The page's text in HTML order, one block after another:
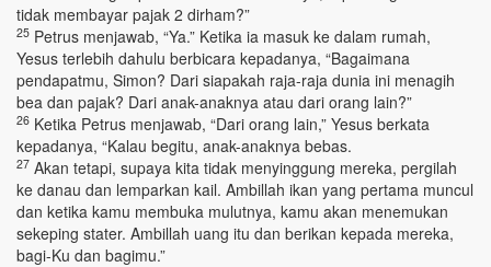
tidak membayar pajak 2 dirham?”
25 Petrus menjawab, “Ya.” Ketika ia masuk ke dalam rumah,
Yesus terlebih dahulu berbicara kepadanya, “Bagaimana
pendapatmu, Simon? Dari siapakah raja-raja dunia ini menagih
bea dan pajak? Dari anak-anaknya atau dari orang lain?”
26 Ketika Petrus menjawab, “Dari orang lain,” Yesus berkata
kepadanya, “Kalau begitu, anak-anaknya bebas.
27 Akan tetapi, supaya kita tidak menyinggung mereka, pergilah
ke danau dan lemparkan kail. Ambillah ikan yang pertama muncul
dan ketika kamu membuka mulutnya, kamu akan menemukan
sekeping stater. Ambillah uang itu dan berikan kepada mereka,
bagi-Ku dan bagimu.”